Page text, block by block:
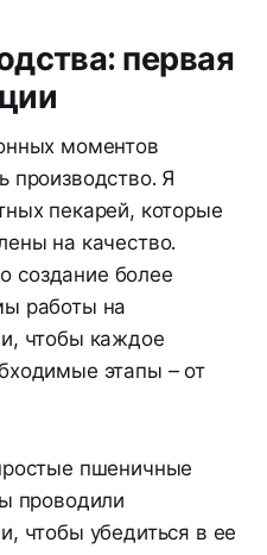
первая
моментов
производство. Я
пекарей, которые
на качество.
более
работы на
чтобы каждое
этапы – от
пшеничные
проводили
чтобы убедиться в ее